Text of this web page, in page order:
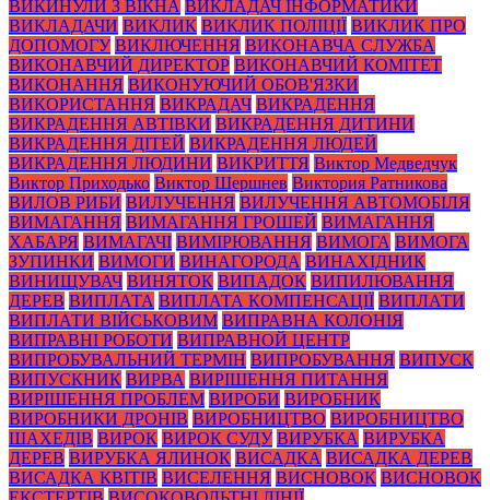
ВИКИНУЛИ З ВІКНА ВИКЛАДАЧ ІНФОРМАТИКИ
ВИКЛАДАЧИ ВИКЛИК ВИКЛИК ПОЛІЦІЇ ВИКЛИК ПРО
ДОПОМОГУ ВИКЛЮЧЕННЯ ВИКОНАВЧА СЛУЖБА
ВИКОНАВЧИЙ ДИРЕКТОР ВИКОНАВЧИЙ КОМІТЕТ
ВИКОНАННЯ ВИКОНУЮЧИЙ ОБОВ'ЯЗКИ
ВИКОРИСТАННЯ ВИКРАДАЧ ВИКРАДЕННЯ
ВИКРАДЕННЯ АВТІВКИ ВИКРАДЕННЯ ДИТИНИ
ВИКРАДЕННЯ ДІТЕЙ ВИКРАДЕННЯ ЛЮДЕЙ
ВИКРАДЕННЯ ЛЮДИНИ ВИКРИТТЯ Виктор Медведчук
Виктор Приходько Виктор Шершнев Виктория Ратникова
ВИЛОВ РИБИ ВИЛУЧЕННЯ ВИЛУЧЕННЯ АВТОМОБІЛЯ
ВИМАГАННЯ ВИМАГАННЯ ГРОШЕЙ ВИМАГАННЯ
ХАБАРЯ ВИМАГАЧІ ВИМІРЮВАННЯ ВИМОГА ВИМОГА
ЗУПИНКИ ВИМОГИ ВИНАГОРОДА ВИНАХІДНИК
ВИНИЩУВАЧ ВИНЯТОК ВИПАДОК ВИПИЛЮВАННЯ
ДЕРЕВ ВИПЛАТА ВИПЛАТА КОМПЕНСАЦІЇ ВИПЛАТИ
ВИПЛАТИ ВІЙСЬКОВИМ ВИПРАВНА КОЛОНІЯ
ВИПРАВНІ РОБОТИ ВИПРАВНОЙ ЦЕНТР
ВИПРОБУВАЛЬНИЙ ТЕРМІН ВИПРОБУВАННЯ ВИПУСК
ВИПУСКНИК ВИРВА ВИРІШЕННЯ ПИТАННЯ
ВИРІШЕННЯ ПРОБЛЕМ ВИРОБИ ВИРОБНИК
ВИРОБНИКИ ДРОНІВ ВИРОБНИЦТВО ВИРОБНИЦТВО
ШАХЕДІВ ВИРОК ВИРОК СУДУ ВИРУБКА ВИРУБКА
ДЕРЕВ ВИРУБКА ЯЛИНОК ВИСАДКА ВИСАДКА ДЕРЕВ
ВИСАДКА КВІТІВ ВИСЕЛЕННЯ ВИСНОВОК ВИСНОВОК